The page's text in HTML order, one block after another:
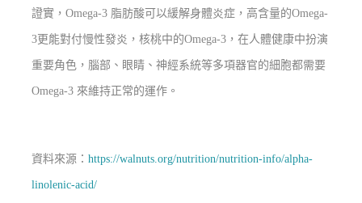
證實，Omega-3 脂肪酸可以緩解身體炎症，高含量的Omega-
3更能對付慢性發炎，核桃中的Omega-3，在人體健康中扮演
重要角色，腦部、眼睛、神經系統等多項器官的細胞都需要
Omega-3 來維持正常的運作。
資料來源：https://walnuts.org/nutrition/nutrition-info/alpha-
linolenic-acid/